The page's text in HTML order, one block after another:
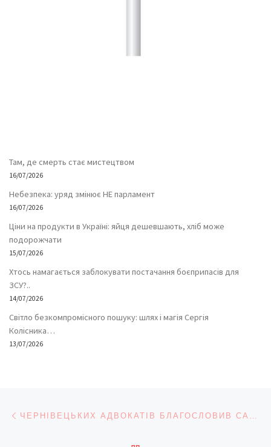
Там, де смерть стає мистецтвом
16/07/2026
Небезпека: уряд змінює НЕ парламент
16/07/2026
Ціни на продукти в Україні: яйця дешевшають, хліб може
подорожчати
15/07/2026
Хтось намагається заблокувати постачання боєприпасів для
ЗСУ?..
14/07/2026
Світло безкомпромісного пошуку: шлях і магія Сергія
Колісника…
13/07/2026
Навігація записів